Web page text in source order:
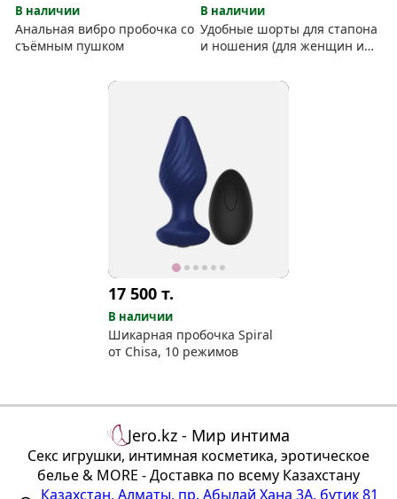
В наличии
Анальная вибро пробочка со
съёмным пушком
В наличии
Удобные шорты для стапона
и ношения (для женщин и
17 500 т.
В наличии
Шикарная пробочка Spiral
от Chisa, 10 режимов
Jero.kz - Мир интима
Секс игрушки, интимная косметика, эротическое
белье & MORE - Доставка по всему Казахстану
Казахстан, Алматы, пр. Абылай Хана 3А, бутик 81